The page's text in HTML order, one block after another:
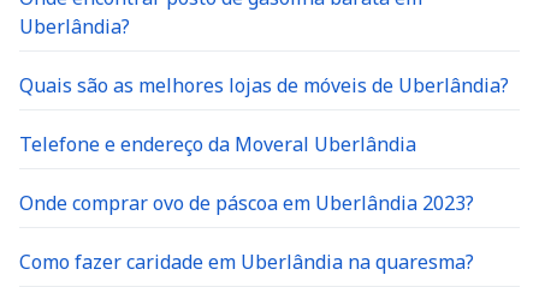
Uberlândia?
Quais são as melhores lojas de móveis de Uberlândia?
Telefone e endereço da Moveral Uberlândia
Onde comprar ovo de páscoa em Uberlândia 2023?
Como fazer caridade em Uberlândia na quaresma?